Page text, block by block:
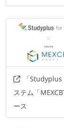
「
ステム「
ース